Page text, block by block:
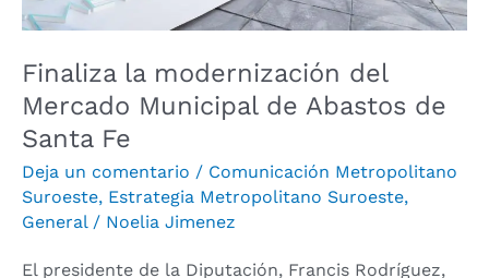
Finaliza la modernización del
Mercado Municipal de Abastos de
Santa Fe
Deja un comentario / Comunicación Metropolitano
Suroeste, Estrategia Metropolitano Suroeste,
General/ Noelia Jimenez
El presidente de la Diputación, Francis Rodríguez,
Santa